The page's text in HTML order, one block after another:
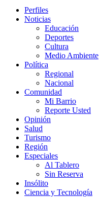
Perfiles
Noticias
Educación
Deportes
Cultura
Medio Ambiente
Política
Regional
Nacional
Comunidad
Mi Barrio
Reporte Usted
Opinión
Salud
Turismo
Región
Especiales
Al Tablero
Sin Reserva
Insólito
Ciencia y Tecnología